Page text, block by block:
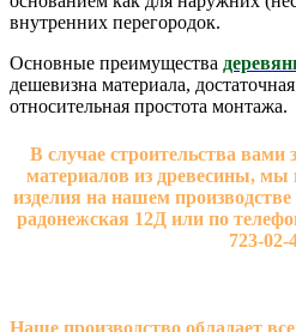
внутренних перегородок.
Основные преимущества
дешевизна материала,
относительная простота монтажа.
В случае строительства вами
материалов из древесины, мы
изделия на нашем производстве
радонежская 12Д или по
723-02-
Наше производство обладает